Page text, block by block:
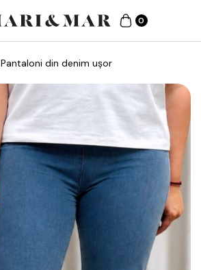
0
Pantaloni din denim ușor